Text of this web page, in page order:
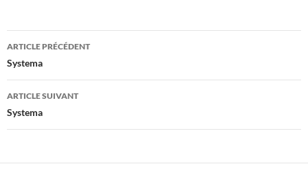
Navigation
des
articles
ARTICLE PRÉCÉDENT
Systema
ARTICLE SUIVANT
Systema